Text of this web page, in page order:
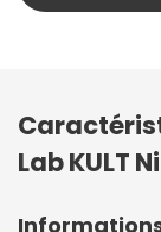
Lab KULT